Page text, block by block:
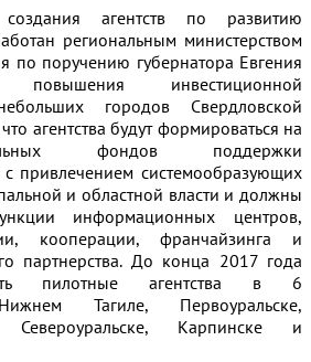
агентств по развитию
региональным министерством
по поручению губернатора Евгения
инвестиционной
городов Свердловской
агентства будут формироваться на
фондов поддержки
с привлечением системообразующих
и областной власти и должны
информационных центров,
кооперации, франчайзинга и
партнерства. До конца 2017 года
пилотные агентства в 6
Тагиле, Первоуральске,
Североуральске, Карпинске и